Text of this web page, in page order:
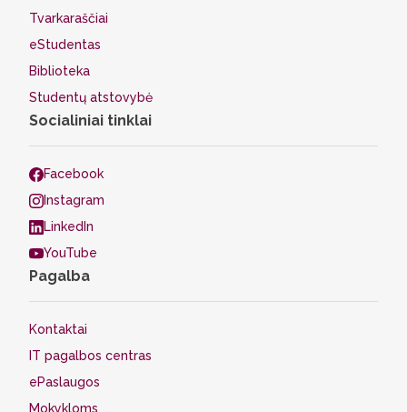
Tvarkaraščiai
eStudentas
Biblioteka
Studentų atstovybė
Socialiniai tinklai
Facebook
Instagram
LinkedIn
YouTube
Pagalba
Kontaktai
IT pagalbos centras
ePaslaugos
Mokykloms